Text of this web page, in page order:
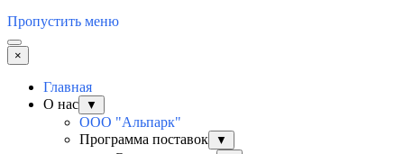
Пропустить меню
×
Главная
О нас
▼
ООО "Альпарк"
Программа поставок
▼